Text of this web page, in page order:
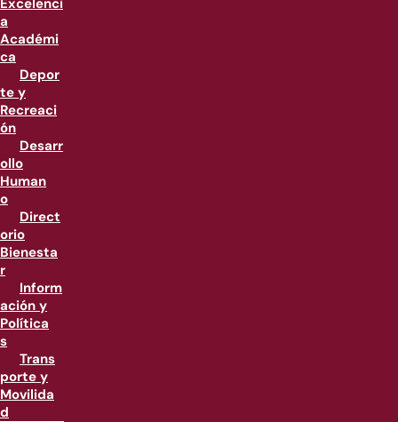
Excelenci
a
Académi
ca
Depor
te y
Recreaci
ón
Desarr
ollo
Human
o
Direct
orio
Bienesta
r
Inform
ación y
Política
s
Trans
porte y
Movilida
d